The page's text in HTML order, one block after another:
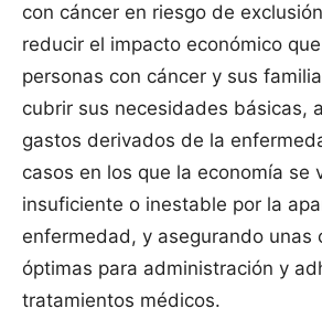
con cáncer en riesgo de
reducir el impacto económico
personas con cáncer y sus
cubrir sus necesidades básicas,
gastos derivados de la
casos en los que la economía se
insuficiente o inestable por la
enfermedad, y asegurando unas
óptimas para administración y
tratamientos médicos.